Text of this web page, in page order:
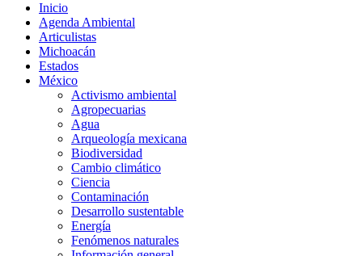
Inicio
Agenda Ambiental
Articulistas
Michoacán
Estados
México
Activismo ambiental
Agropecuarias
Agua
Arqueología mexicana
Biodiversidad
Cambio climático
Ciencia
Contaminación
Desarrollo sustentable
Energía
Fenómenos naturales